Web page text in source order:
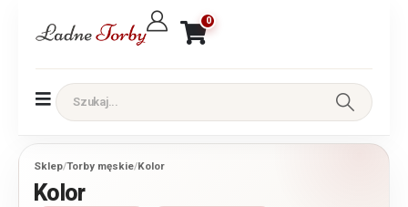
0
Sklep/Torby męskie/Kolor
Kolor